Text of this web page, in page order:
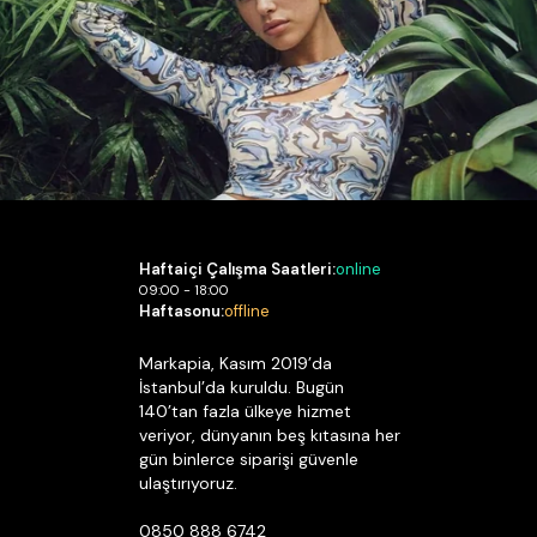
Haftaiçi Çalışma Saatleri:online
09:00 - 18:00
Haftasonu:offline
Markapia, Kasım 2019’da
İstanbul’da kuruldu. Bugün
140’tan fazla ülkeye hizmet
veriyor, dünyanın beş kıtasına her
gün binlerce siparişi güvenle
ulaştırıyoruz.
0850 888 6742